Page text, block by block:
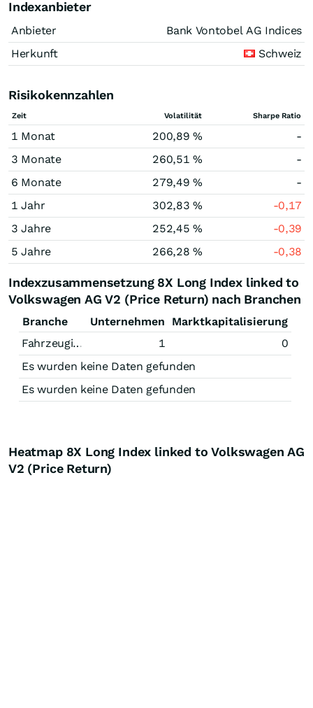
Indexanbieter
Anbieter
Bank Vontobel AG Indices
Herkunft
Schweiz
Risikokennzahlen
Zeit Volatilität Sharpe Ratio
1 Monat 200,89 %
-
3 Monate
260,51 %
-
6 Monate
279,49 %
-
1 Jahr
302,83 %
-0,17
3 Jahre
252,45 %
-0,39
5 Jahre
266,28 % -0,38
Indexzusammensetzung 8X Long Index linked to
Volkswagen AG V2 (Price Return) nach Branchen
Branche Unternehmen
Marktkapitalisierung
Fahrzeugindustrie
1
0
Es wurden keine Daten gefunden
Es wurden keine Daten gefunden
Heatmap 8X Long Index linked to Volkswagen AG
V2 (Price Return)